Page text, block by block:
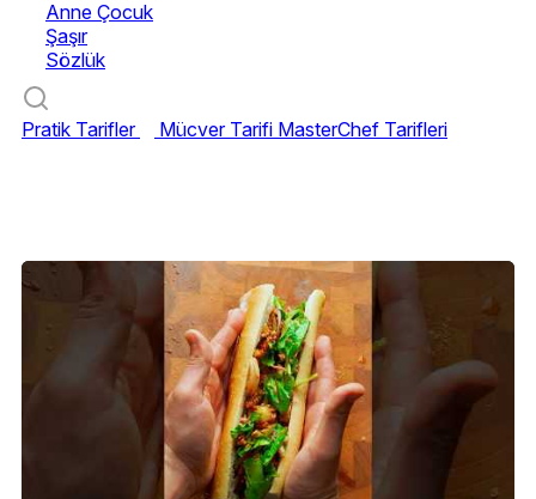
Anne Çocuk
Şaşır
Sözlük
Pratik Tarifler Mücver Tarifi MasterChef Tarifleri